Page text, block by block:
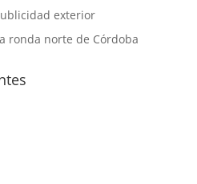
exterior
ronda norte de Córdoba